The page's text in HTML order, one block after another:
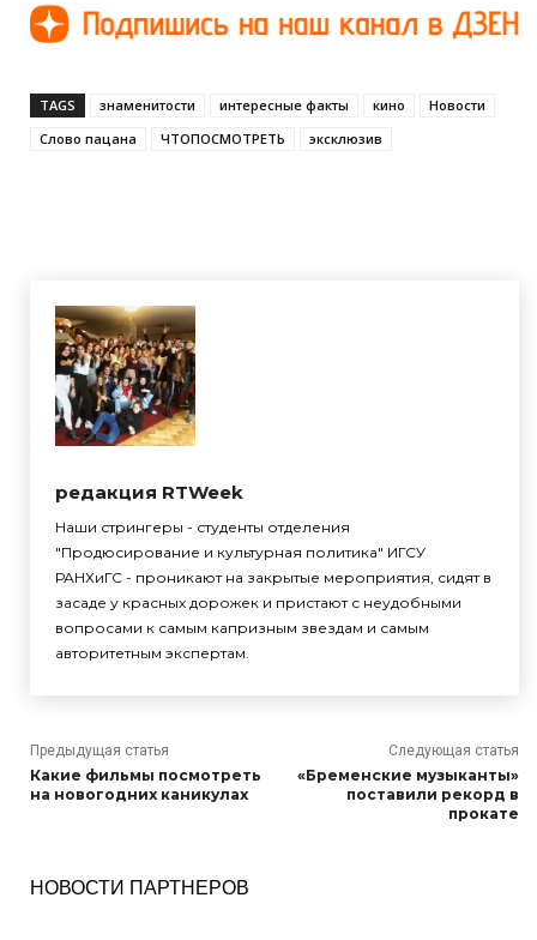
TAGS знаменитости интересные факты кино
Новости
Слово пацана
ЧТОПОСМОТРЕТЬ эксклюзив
редакция RTWeek
Наши стрингеры - студенты отделения
"Продюсирование и культурная политика" ИГСУ
РАНХиГС - проникают на закрытые мероприятия, сидят в
засаде у красных дорожек и пристают с неудобными
вопросами к самым капризным звездам и самым
авторитетным экспертам.
Предыдущая статья
Какие фильмы посмотреть
на новогодних каникулах
Следующая статья
«Бременские музыканты»
поставили рекорд в
прокате
НОВОСТИ ПАРТНЕРОВ